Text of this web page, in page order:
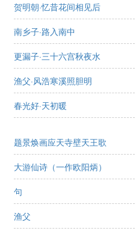
贺明朝·忆昔花间相见后
南乡子·路入南中
更漏子·三十六宫秋夜水
渔父·风浩寒溪照胆明
春光好·天初暖
题景焕画应天寺壁天王歌
大游仙诗（一作欧阳炳）
句
渔父